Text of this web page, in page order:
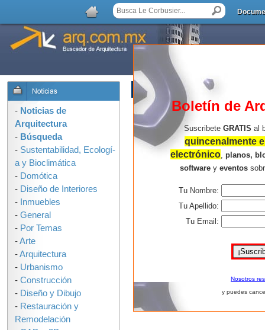
LISTA DE COMENTARIOS
No hay comentarios.
Boletín de
Suscribete GRATIS al
quincenalmente
electrónico, planos,
softwarey eventos
Tu Nombre:
Tu Apellido:
Tu Email:
Nosotros
y puedes
- Noticias de
Arquitectura
- Búsqueda
- Sustentabilidad, Ecologí­
a y Bioclimática
- Domótica
- Diseño de Interiores
- Inmuebles
- General
- Por Temas
-Arte
-Arquitectura
- Urbanismo
- Construcción
- Diseño y Dibujo
- Restauración y
Remodelación